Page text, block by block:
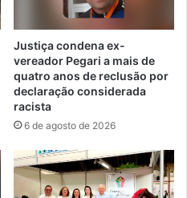
Justiça condena ex-
vereador Pegari a mais de
quatro anos de reclusão por
declaração considerada
racista
6 de agosto de 2026